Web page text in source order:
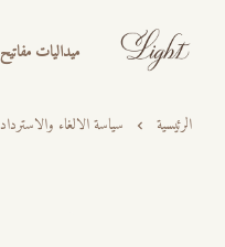
ميداليات مفاتيح
الرئيسية سياسة الالغاء والاسترداد